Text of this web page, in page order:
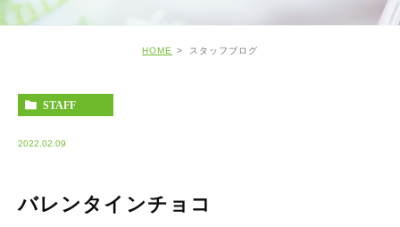
HOME スタッフブログ
STAFF
2022.02.09
バレンタインチョコ